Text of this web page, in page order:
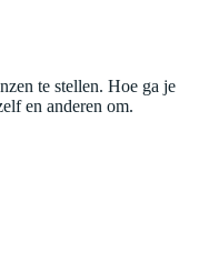
te stellen. Hoe ga je
en anderen om.